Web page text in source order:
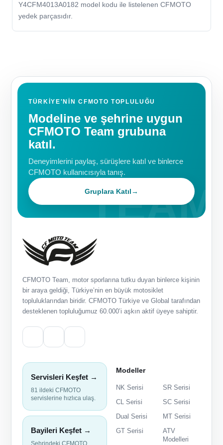
Y4CFM4013A0182 model kodu ile listelenen CFMOTO
yedek parçasıdır.
TÜRKIYE'NIN CFMOTO TOPLULUĞU
Modeline ve şehrine uygun
CFMOTO Team grubuna
katıl.
Deneyimlerini paylaş, sürüşlere katıl ve binlerce
CFMOTO kullanıcısıyla tanış.
Gruplara Katıl→
CFMOTO Team, motor sporlarına tutku duyan binlerce kişinin
bir araya geldiği, Türkiye’nin en büyük motosiklet
topluluklarından biridir. CFMOTO Türkiye ve Global tarafından
desteklenen topluluğumuz 60.000’i aşkın aktif üyeye sahiptir.
Servisleri Keşfet →
81 ildeki CFMOTO
servislerine hızlıca ulaş.
Bayileri Keşfet →
Modeller
NK Serisi
SR Serisi
CL Serisi
SC Serisi
Dual Serisi
MT Serisi
GT Serisi
ATV
Modelleri